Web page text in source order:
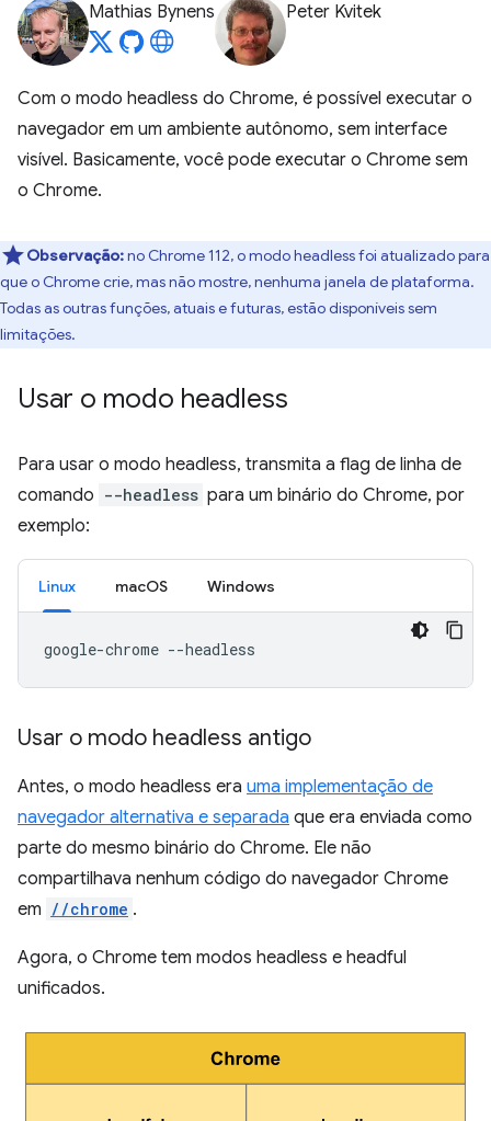
Mathias Bynens Peter Kvitek
Com o modo headless do Chrome, é possível executar o
navegador em um ambiente autônomo, sem interface
visível. Basicamente, você pode executar o Chrome sem
o Chrome.
Observação:no Chrome 112, o modo headless foi atualizado para
que o Chrome crie, mas não mostre, nenhuma janela de plataforma.
Todas as outras funções, atuais e futuras, estão disponíveis sem
limitações.
Usar o modo headless
Para usar o modo headless, transmita a flag de linha de
comando --headless para um binário do Chrome, por
exemplo:
Linux macOS Windows
google-chrome
Usar o modo headless antigo
Antes, o modo headless era uma implementação de
navegador alternativa e separada que era enviada como
parte do mesmo binário do Chrome. Ele não
compartilhava nenhum código do navegador Chrome
em //chrome .
Agora, o Chrome tem modos headless e headful
unificados.